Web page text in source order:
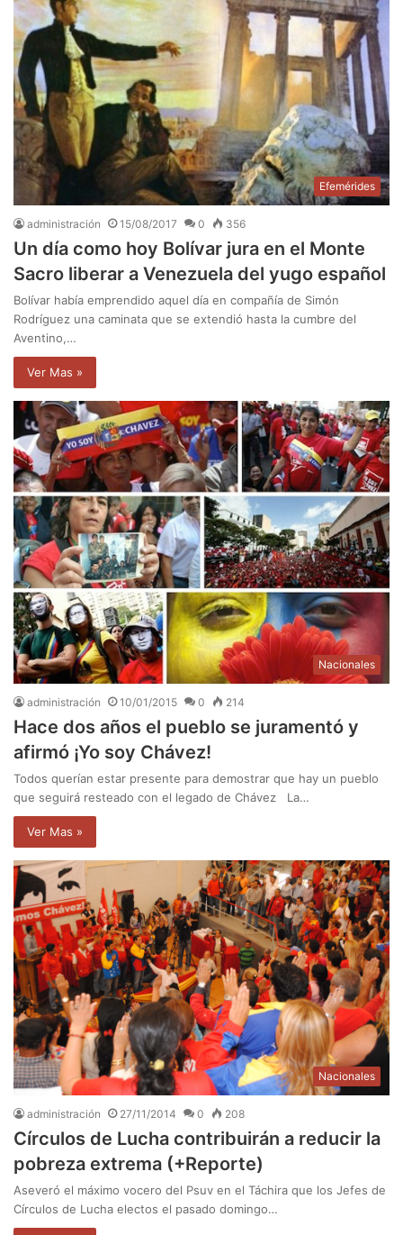
Efemérides
administración 15/08/2017 0 356
Un día como hoy Bolívar jura en el Monte
Sacro liberar a Venezuela del yugo español
Bolívar había emprendido aquel día en compañía de Simón
Rodríguez una caminata que se extendió hasta la cumbre del
Aventino,…
Ver Mas »
Nacionales
administración 10/01/2015 0 214
Hace dos años el pueblo se juramentó y
afirmó ¡Yo soy Chávez!
Todos querían estar presente para demostrar que hay un pueblo
que seguirá resteado con el legado de Chávez La…
Ver Mas »
Nacionales
administración 27/11/2014 0 208
Círculos de Lucha contribuirán a reducir la
pobreza extrema (+Reporte)
Aseveró el máximo vocero del Psuv en el Táchira que los Jefes de
Círculos de Lucha electos el pasado domingo…